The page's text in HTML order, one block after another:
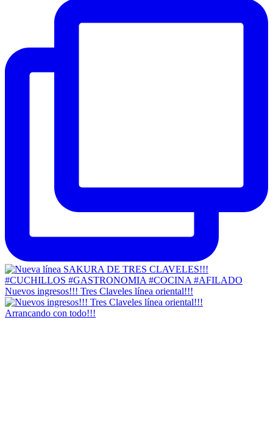
Nuevos ingresos!!! Tres Claveles línea oriental!!!
Arrancando con todo!!!